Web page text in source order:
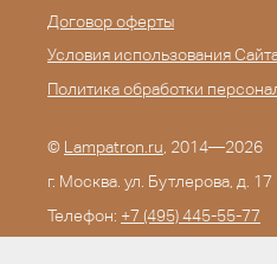
Договор оферты
Условия использования
Политика обработки
© Lampatron.ru , 2014—2026
г. Москва. ул. Бутлерова, д. 17
Телефон: +7 (495) 445-55-77